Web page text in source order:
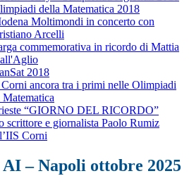
della Matematica 2018
Moltimondi in concerto con
Arcelli
commemorativa in ricordo di Mattia
2018
ancora tra i primi nelle Olimpiadi
Matematica
“GIORNO DEL RICORDO”
scrittore e giornalista Paolo Rumiz
Corni
– Napoli ottobre 2025